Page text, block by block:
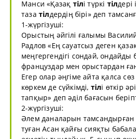
Манси «Қазақ тілі түркі тілдері
таза тілдердің бірі» деп
1-жүргізуші:
Орыстың әйгілі ғалымы
Радлов «Ең сауатсыз деген
меңгергендігі сондай, ондайды
француздар мен орыстардан
Егер олар әңгіме айта қалса
көркем де сүйкімді, тілі өткір
тапқыр» деп әділ бағасын
2-жүргізуші:
Әлем даналарын
туған Асан қайғы сияқты